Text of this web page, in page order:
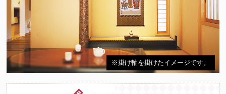
※掛け軸を掛けたイメージです。